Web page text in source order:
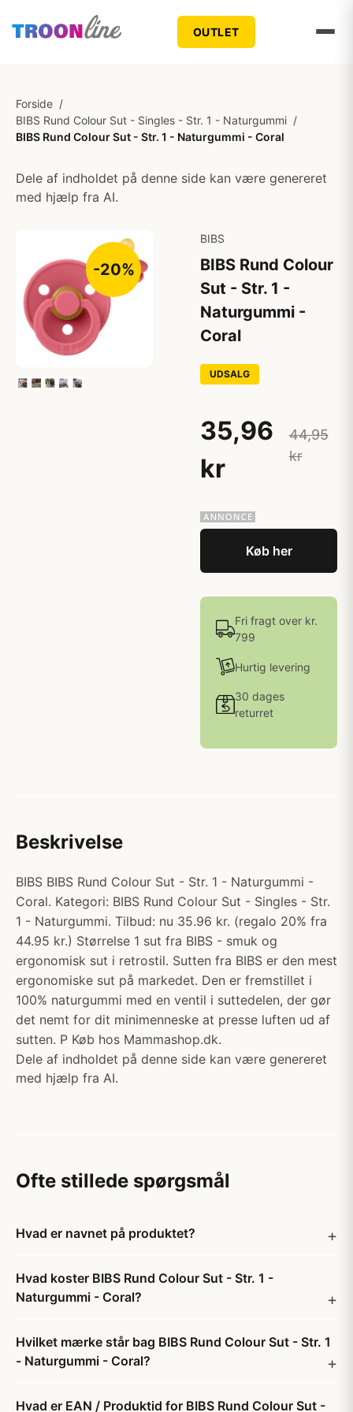
OUTLET
Forside /
BIBS Rund Colour Sut - Singles - Str. 1 - Naturgummi /
BIBS Rund Colour Sut - Str. 1 - Naturgummi - Coral
Dele af indholdet på denne side kan være genereret
med hjælp fra AI.
-20%
BIBS
BIBS Rund Colour
Sut - Str. 1 -
Naturgummi -
Coral
UDSALG
35,96
kr
44,95
kr
Køb her
Fri fragt over kr.
799
Hurtig levering
30 dages
returret
Beskrivelse
BIBS BIBS Rund Colour Sut - Str. 1 - Naturgummi -
Coral. Kategori: BIBS Rund Colour Sut - Singles - Str.
1 - Naturgummi. Tilbud: nu 35.96 kr. (regalo 20% fra
44.95 kr.) Størrelse 1 sut fra BIBS - smuk og
ergonomisk sut i retrostil. Sutten fra BIBS er den mest
ergonomiske sut på markedet. Den er fremstillet i
100% naturgummi med en ventil i suttedelen, der gør
det nemt for dit minimenneske at presse luften ud af
sutten. P Køb hos Mammashop.dk.
Dele af indholdet på denne side kan være genereret
med hjælp fra AI.
Ofte stillede spørgsmål
Hvad er navnet på produktet?
Hvad koster BIBS Rund Colour Sut - Str. 1 -
Naturgummi - Coral?
Hvilket mærke står bag BIBS Rund Colour Sut - Str. 1
- Naturgummi - Coral?
Hvad er EAN / Produktid for BIBS Rund Colour Sut -